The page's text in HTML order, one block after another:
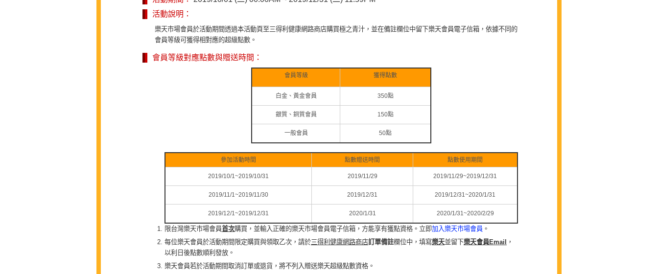
活動說明：
樂天市場會員於活動期間透過本活動頁至三得利健康網路商店購買極之青汁，並在備註欄位中留下樂天會員電子信箱，依據不同的
會員等級可獲得相對應的超級點數。
會員等級對應點數與贈送時間：
會員等級 獲得點數
白金、黃金會員 350點
銀質、銅質會員 150點
一般會員 50點
參加活動時間 點數贈送時間 點數使用期間
2019/10/1~2019/10/31 2019/11/29 2019/11/29~2019/12/31
2019/11/1~2019/11/30 2019/12/31 2019/12/31~2020/1/31
2019/12/1~2019/12/31 2020/1/31 2020/1/31~2020/2/29
限台灣樂天市場會員首次購買，並輸入正確的樂天市場會員電子信箱，方能享有獲點資格。立即加入樂天市場會員 。
每位樂天會員於活動期間限定購買與領取乙次，請於三得利健康網路商店訂單備註欄位中，填寫樂天並留下樂天會員 Email
，
以利日後點數順利發放。
樂天會員若於活動期間取消訂單或退貨，將不列入贈送樂天超級點數資格。